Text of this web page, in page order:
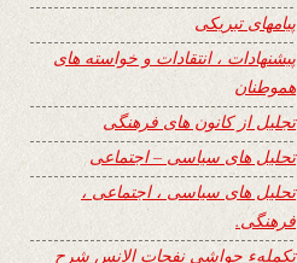
پیامهای تبریکی
پیشنهادات ، انتقادات و خواسته های
هموطنان
تجلیل از کانون های فرهنگی
تحلیل های سیاسی – اجتماعی
تحلیل های سیاسی ، اجتماعی ،
فرهنگی.
تکملهء حواشی نفحات الانس شرح